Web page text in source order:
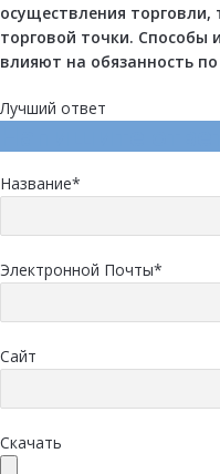
осуществления
торговой точки. Способы
влияют на обязанность
Лучший ответ
Название*
Электронной Почты*
Сайт
Скачать